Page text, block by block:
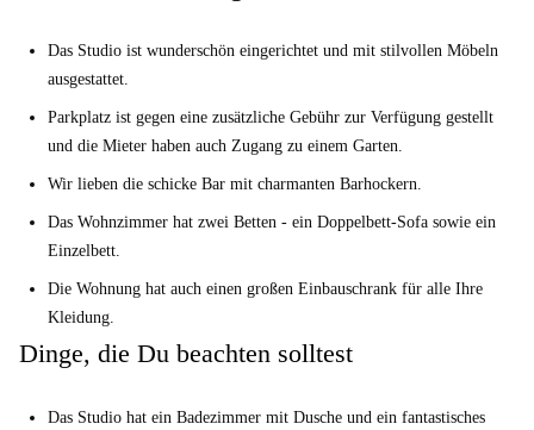
angebundenen Gegend finden Sie zahlreiche Möglichkeiten, die zu
Ihrem Lebensstil passen.
Das Studio ist wunderschön eingerichtet und mit stilvollen Möbeln
ausgestattet.
Parkplatz ist gegen eine zusätzliche Gebühr zur Verfügung gestellt
und die Mieter haben auch Zugang zu einem Garten.
Wir lieben die schicke Bar mit charmanten Barhockern.
Das Wohnzimmer hat zwei Betten - ein Doppelbett-Sofa sowie ein
Einzelbett.
Die Wohnung hat auch einen großen Einbauschrank für alle Ihre
Kleidung.
Dinge, die Du beachten solltest
Das Studio hat ein Badezimmer mit Dusche und ein fantastisches